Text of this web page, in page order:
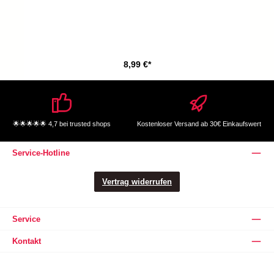
8,99 €*
🌟🌟🌟🌟🌟 4,7 bei trusted shops Kostenloser Versand ab 30€ Einkaufswert
Service-Hotline
Vertrag widerrufen
Service
Kontakt